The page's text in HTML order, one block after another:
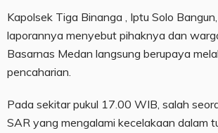
Kapolsek Tiga Binanga , Iptu Solo
laporannya menyebut pihaknya dan
Basarnas Medan langsung berupaya
pencaharian.
Pada sekitar pukul 17.00 WIB, salah
SAR yang mengalami kecelakaan dalam